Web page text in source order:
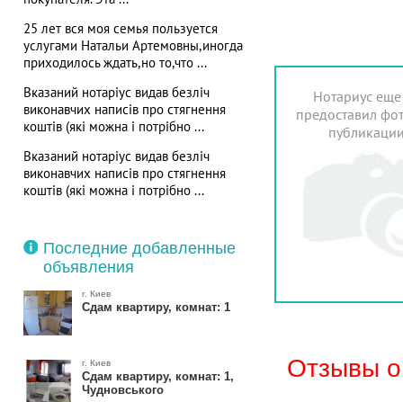
25 лет вся моя семья пользуется
услугами Натальи Артемовны,иногда
приходилось ждать,но то,что ...
Вказаний нотаріус видав безліч
виконавчих написів про стягнення
коштів (які можна і потрібно ...
Вказаний нотаріус видав безліч
виконавчих написів про стягнення
коштів (які можна і потрібно ...
Последние добавленные
объявления
г. Киев
Сдам квартиру, комнат: 1
г. Киев
Сдам квартиру, комнат: 1,
Чудновського
Нотариус
предоставил
Отзывы о